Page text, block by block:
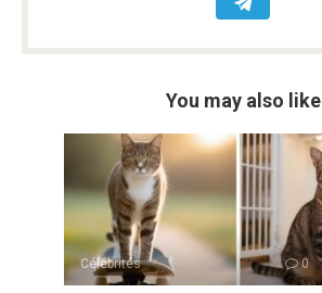
You may also like
Célébrités 0